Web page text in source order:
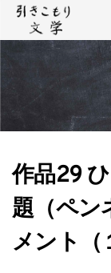
Skip
links
Skip
to
作品29
題（ペン
メント（